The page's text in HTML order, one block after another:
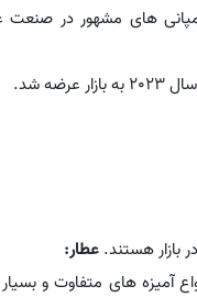
های مشهور در
شد.
بازار هستند. عطار:
آمیزه های متفاوت و